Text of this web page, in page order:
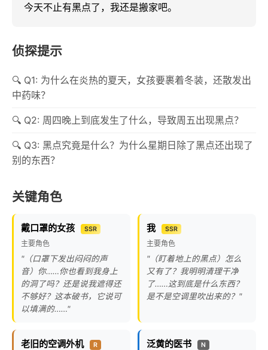
今天不止有黑点了，我还是搬家吧。
侦探提示
Q1: 为什么在炎热的夏天，女孩要裹着冬装，还散发出
中药味？
Q2: 周四晚上到底发生了什么，导致周五出现黑点？
Q3: 黑点究竟是什么？为什么星期日除了黑点还出现了
别的东西？
关键角色
戴口罩的女孩 SSR
主要角色
"（口罩下发出闷闷的声
音）你……你也看到我身上
的洞了吗？还是说我遮得还
不够好？这本破书，它说可
以填满的……"
我 SSR
主要角色
"（盯着地上的黑点）怎么
又有了？我明明清理干净
了……这到底是什么东西？
是不是空调里吹出来的？"
老旧的空调外机 R 泛黄的医书 N